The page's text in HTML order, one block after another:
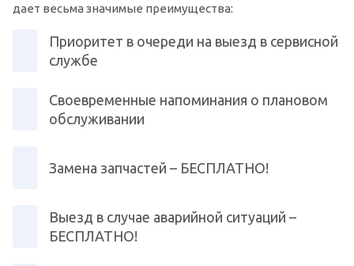
дает весьма значимые преимущества:
Приоритет в очереди на выезд в сервисной
службе
Своевременные напоминания о плановом
обслуживании
Замена запчастей – БЕСПЛАТНО!
Выезд в случае аварийной ситуаций –
БЕСПЛАТНО!